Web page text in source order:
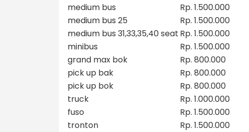
medium bus
Rp. 1.500.000
medium bus 25
Rp. 1.500.000
medium bus 31,33,35,40 seat Rp. 1.500.000
minibus
Rp. 1.500.000
grand max bok
Rp. 800.000
pick up bak
Rp. 800.000
pick up bok
Rp. 800.000
truck
Rp. 1.000.000
fuso
Rp. 1.500.000
tronton
Rp. 1.500.000